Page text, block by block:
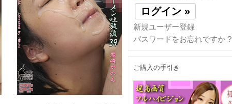
新規ユーザー登録
パスワードをお忘れですか ?
ご購入の手引き